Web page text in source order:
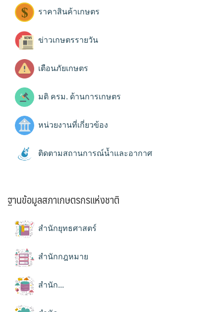
ราคาสินค้าเกษตร
ข่าวเกษตรรายวัน
เตือนภัยเกษตร
มติ ครม. ด้านการเกษตร
หน่วยงานที่เกี่ยวข้อง
ติดตามสถานการณ์น้ำและอากาศ
ฐานข้อมูลสภาเกษตรกรแห่งชาติ
สำนักยุทธศาสตร์
สำนักกฎหมาย
สำนัก...